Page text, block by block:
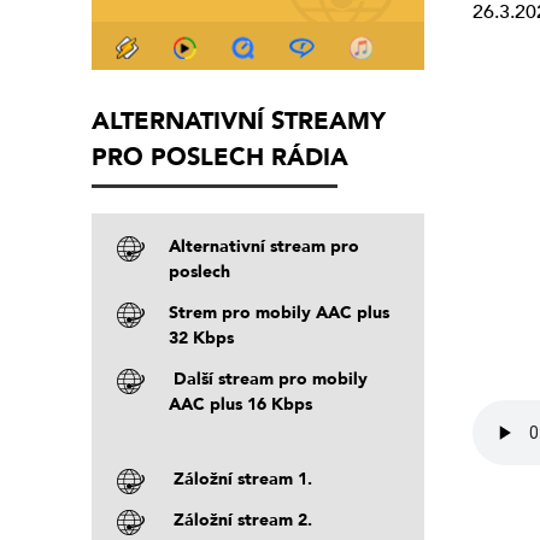
ALTERNATIVNÍ STREAMY
PRO POSLECH RÁDIA
Alternativní stream pro
poslech
Strem pro mobily AAC plus
32 Kbps
Další stream pro mobily
AAC plus 16 Kbps
Záložní stream 1.
Záložní stream 2.